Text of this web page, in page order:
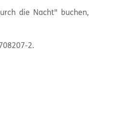
die Nacht" buchen,
2.